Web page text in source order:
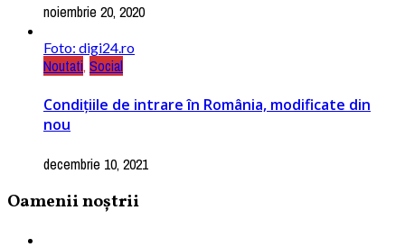
noiembrie 20, 2020
Foto: digi24.ro
Noutati, Social
Condițiile de intrare în România, modificate din
nou
decembrie 10, 2021
Oamenii noștrii